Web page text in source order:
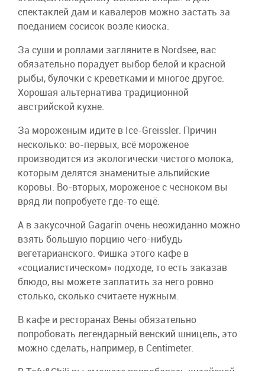
спектаклей дам и кавалеров можно застать за
поеданием сосисок возле киоска.
За суши и роллами загляните в Nordsee, вас
обязательно порадует выбор белой и красной
рыбы, булочки с креветками и многое другое.
Хорошая альтернатива традиционной
австрийской кухне.
За мороженым идите в Ice-Greissler. Причин
несколько: во-первых, всё мороженое
производится из экологически чистого молока,
которым делятся знаменитые альпийские
коровы. Во-вторых, мороженое с чесноком вы
вряд ли попробуете где-то ещё.
А в закусочной Gagarin очень неожиданно можно
взять большую порцию чего-нибудь
вегетарианского. Фишка этого кафе в
«социалистическом» подходе, то есть заказав
блюдо, вы можете заплатить за него ровно
столько, сколько считаете нужным.
В кафе и ресторанах Вены обязательно
попробовать легендарный венский шницель, это
можно сделать, например, в Centimeter.